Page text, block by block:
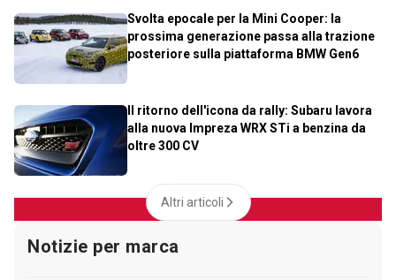
Svolta epocale per la Mini Cooper: la
prossima generazione passa alla trazione
posteriore sulla piattaforma BMW Gen6
Il ritorno dell'icona da rally: Subaru lavora
alla nuova Impreza WRX STi a benzina da
oltre 300 CV
Altri articoli
Notizie per marca